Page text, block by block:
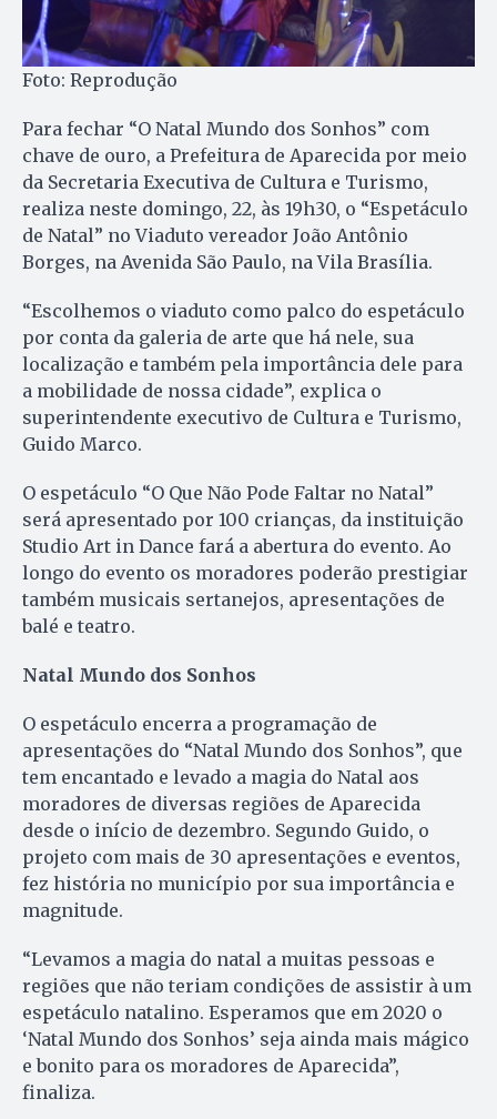
Foto: Reprodução
Para fechar “O Natal Mundo dos Sonhos” com
chave de ouro, a Prefeitura de Aparecida por meio
da Secretaria Executiva de Cultura e Turismo,
realiza neste domingo, 22, às 19h30, o “Espetáculo
de Natal” no Viaduto vereador João Antônio
Borges, na Avenida São Paulo, na Vila Brasília.
“Escolhemos o viaduto como palco do espetáculo
por conta da galeria de arte que há nele, sua
localização e também pela importância dele para
a mobilidade de nossa cidade”, explica o
superintendente executivo de Cultura e Turismo,
Guido Marco.
O espetáculo “O Que Não Pode Faltar no Natal”
será apresentado por 100 crianças, da instituição
Studio Art in Dance fará a abertura do evento. Ao
longo do evento os moradores poderão prestigiar
também musicais sertanejos, apresentações de
balé e teatro.
Natal Mundo dos Sonhos
O espetáculo encerra a programação de
apresentações do “Natal Mundo dos Sonhos”, que
tem encantado e levado a magia do Natal aos
moradores de diversas regiões de Aparecida
desde o início de dezembro. Segundo Guido, o
projeto com mais de 30 apresentações e eventos,
fez história no município por sua importância e
magnitude.
“Levamos a magia do natal a muitas pessoas e
regiões que não teriam condições de assistir à um
espetáculo natalino. Esperamos que em 2020 o
‘Natal Mundo dos Sonhos’ seja ainda mais mágico
e bonito para os moradores de Aparecida”,
finaliza.